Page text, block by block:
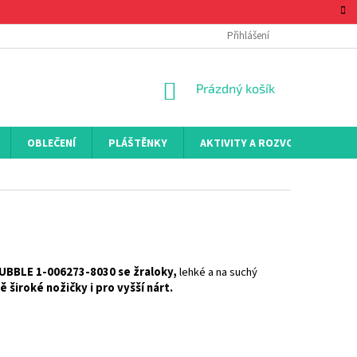
Přihlášení
NÁKUPNÍ
Prázdný košík
OBLEČENÍ PLÁŠTĚNKY AKTIVITY A ROZVOJ
1-006273-8030 se žraloky,lehké a na suchý
široké nožičky i pro vyšší nárt.